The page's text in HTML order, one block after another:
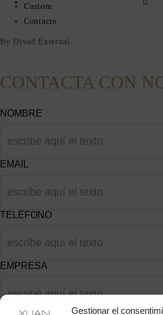
Gestionar el
Custom
Contacto
By Divad External
CONTACTA CON
NOMBRE
EMAIL
TELÉFONO
EMPRESA